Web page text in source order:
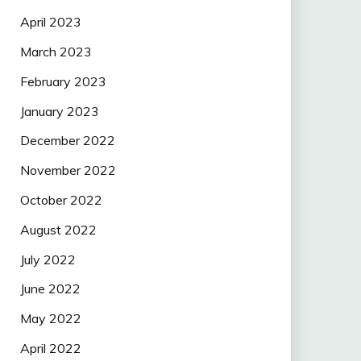
April 2023
March 2023
February 2023
January 2023
December 2022
November 2022
October 2022
August 2022
July 2022
June 2022
May 2022
April 2022